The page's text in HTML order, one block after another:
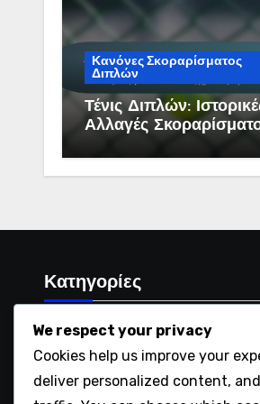
Κανόνες Σκοραρίσματος
Διπλών
Τένις Διπλών:
Αλλαγές
Εξέλιξη Κανόνων,
Κατηγορίες
Θέσεις Γηπέδου στο Διπλό
Κανόνες Σερβιρίσματος στο
We respect your privacy
Cookies help us improve your
deliver personalized content,